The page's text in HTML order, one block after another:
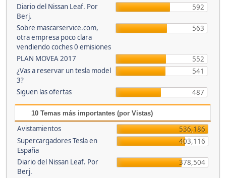
Diario del Nissan Leaf. Por
Berj.
592
Sobre mascarservice.com,
otra empresa poco clara
vendiendo coches 0 emisiones
563
PLAN MOVEA 2017
552
¿Vas a reservar un tesla model
3?
541
Siguen las ofertas 487
10 Temas más importantes (por Vistas)
Avistamientos
536,186
Supercargadores Tesla en
España
403,116
Diario del Nissan Leaf. Por
Berj.
378,504